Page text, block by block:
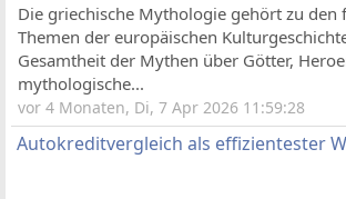
Die griechische Mythologie gehört zu den
Themen der europäischen
Gesamtheit der Mythen über Götter,
mythologische...
vor 4 Monaten, Di, 7 Apr 2026 11:59:28
Autokreditvergleich als effizientester